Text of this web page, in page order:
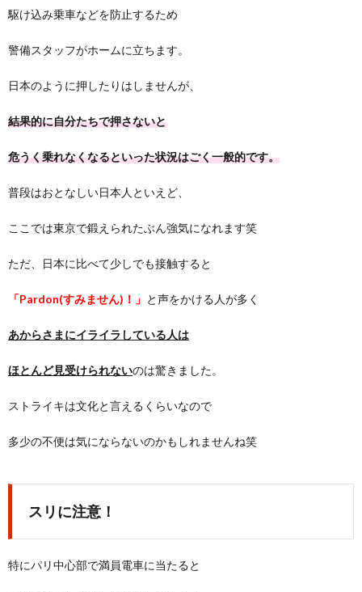
駆け込み乗車などを防止するため
警備スタッフがホームに立ちます。
日本のように押したりはしませんが、
結果的に自分たちで押さないと
危うく乗れなくなるといった状況はごく一般的です。
普段はおとなしい日本人といえど、
ここでは東京で鍛えられたぶん強気になれます笑
ただ、日本に比べて少しでも接触すると
「Pardon(すみません)！」 と声をかける人が多く
あからさまにイライラしている人は
ほとんど見受けられないのは驚きました。
ストライキは文化と言えるくらいなので
多少の不便は気にならないのかもしれませんね笑
スリに注意！
特にパリ中心部で満員電車に当たると